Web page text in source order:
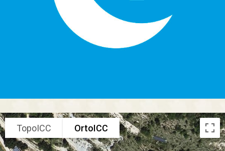
TopoICC OrtoICC